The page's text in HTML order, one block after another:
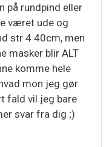
på rundpind eller
været ude og
str 4 40cm, men
masker blir ALT
komme hele
mon jeg gør
fald vil jeg bare
svar fra dig ;)